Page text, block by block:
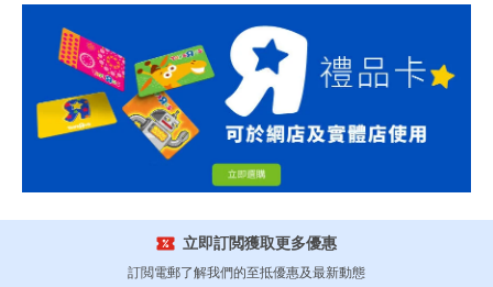
立即訂閲獲取更多優惠
訂閲電郵了解我們的至抵優惠及最新動態